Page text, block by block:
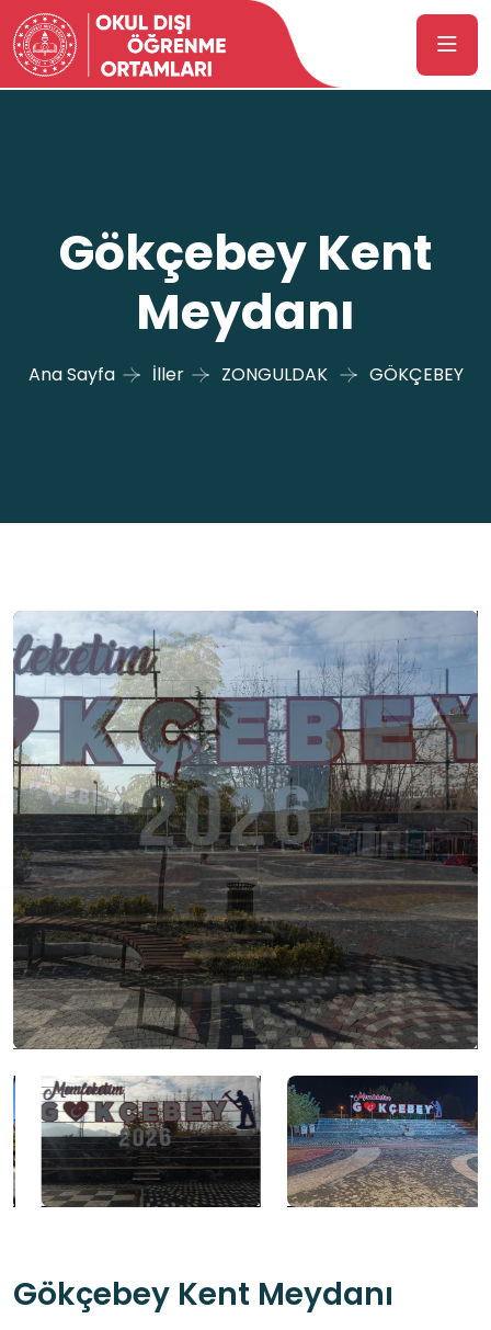
Gökçebey Kent
Meydanı
Ana Sayfa İller ZONGULDAK GÖKÇEBEY
Gökçebey Kent Meydanı